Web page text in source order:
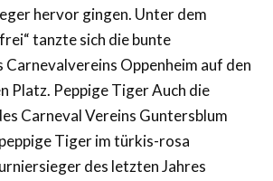
hervor gingen. Unter dem
tanzte sich die bunte
Oppenheim auf den
Platz. Peppige Tiger Auch die
Carneval Vereins Guntersblum
Tiger im türkis-rosa
des letzten Jahres